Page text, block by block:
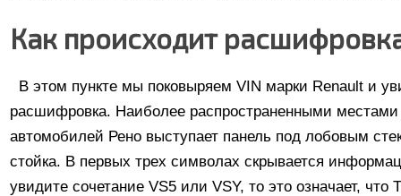
Как происходит
В этом пункте мы поковыряем VIN марки Renault и
расшифровка. Наиболее распространенными местами
автомобилей Рено выступает панель под лобовым
стойка. В первых трех символах скрывается
увидите сочетание VS5 или VSY, то это означает,